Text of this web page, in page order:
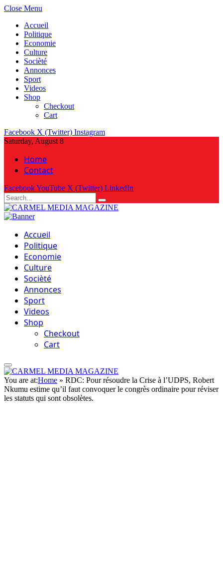
Close Menu
Accueil
Politique
Economie
Culture
Socièté
Annonces
Sport
Videos
Shop
Checkout
Cart
Facebook X (Twitter) Instagram
Saturday, August 8
Home
Contact
FacebookYouTube X (Twitter) LinkedIn
Accueil
Politique
Economie
Culture
Socièté
Annonces
Sport
Videos
Shop
Checkout
Cart
You are at:Home » RDC: Pour résoudre la Crise à l’UDPS, Robert
Nkumu estime qu’il faut convoquer le congrès ordinaire pour réviser
les statuts qui sont obsolètes.